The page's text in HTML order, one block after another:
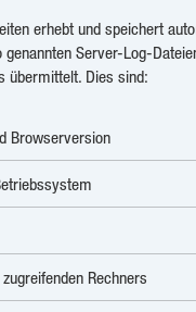
erhebt und speichert
genannten Server-Log-
übermittelt. Dies sind:
Browserversion
Rechners